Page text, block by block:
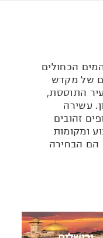
הכחולים
של מקדש
התוססת,
עשירה
זהובים
ומקומות
הם הבחירה
וליופי של חיק
מחופשה
מלונות